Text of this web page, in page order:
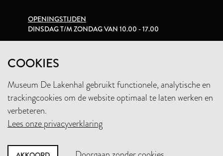
COOKIES
Museum De Lakenhal gebruikt functionele, analytische en
trackingcookies om de website optimaal te laten werken en
verbeteren.
Lees onze privacyverklaring
OPENINGSTIJDEN
DINSDAG T/M ZONDAG VAN 10.00 - 17.00
+31 (0)71 5165360
INFO@LAKENHAL.NL
STEUN HET MUSEUM